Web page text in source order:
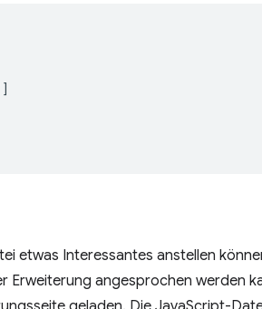
]
etwas Interessantes anstellen
Erweiterung angesprochen werden